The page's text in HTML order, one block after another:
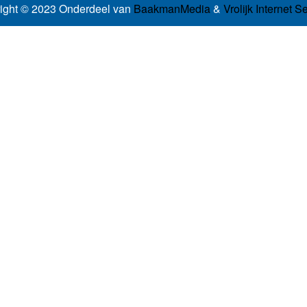
© 2023 Onderdeel van BaakmanMedia& Vrolijk Internet